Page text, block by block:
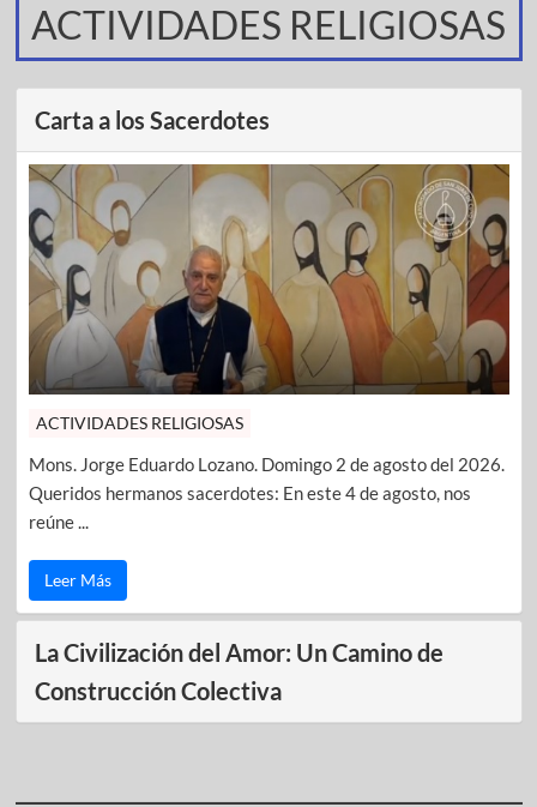
ACTIVIDADES RELIGIOSAS
Carta a los Sacerdotes
ACTIVIDADES RELIGIOSAS
Mons. Jorge Eduardo Lozano. Domingo 2 de agosto del 2026.
Queridos hermanos sacerdotes: En este 4 de agosto, nos
reúne ...
Leer Más
La Civilización del Amor: Un Camino de
Construcción Colectiva